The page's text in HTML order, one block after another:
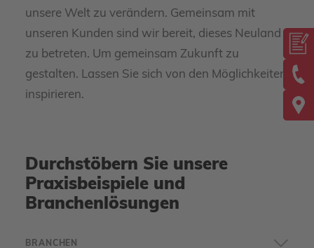
unsere Welt zu verändern. Gemeinsam mit
unseren Kunden sind wir bereit, dieses Neuland
zu betreten. Um gemeinsam Zukunft zu
gestalten. Lassen Sie sich von den Möglichkeiten
inspirieren.
Durchstöbern Sie unsere
Praxisbeispiele und
Branchenlösungen
BRANCHEN